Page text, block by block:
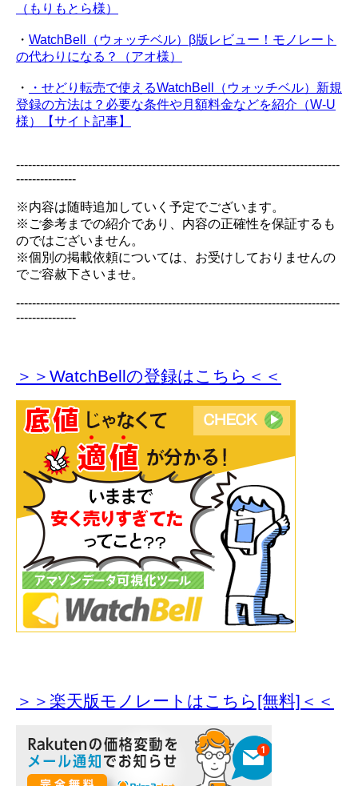
（もりもとら様）
・ WatchBell（ウォッチベル）β版レビュー！モノレート
の代わりになる？（アオ様）
・
・せどり転売で使えるWatchBell（ウォッチベル）新規
登録の方法は？必要な条件や月額料金などを紹介（W-U
様）【サイト記事】
---------------------------------------------------------------------------------
---------------
※内容は随時追加していく予定でございます。
※ご参考までの紹介であり、内容の正確性を保証するも
のではございません。
※個別の掲載依頼については、お受けしておりませんの
でご容赦下さいませ。
---------------------------------------------------------------------------------
---------------
＞＞WatchBellの登録はこちら＜＜
＞＞楽天版モノレートはこちら[無料]＜＜